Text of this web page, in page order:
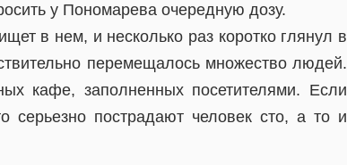
у Пономарева очередную дозу.
в нем, и несколько раз коротко глянул в
перемещалось множество людей.
кафе, заполненных посетителями. Если
серьезно пострадают человек сто, а то и